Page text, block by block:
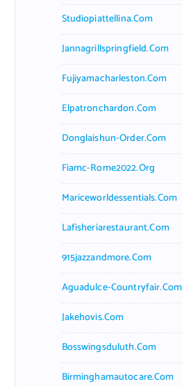
Studiopiattellina.com
Jannagrillspringfield.com
Fujiyamacharleston.com
Elpatronchardon.com
Donglaishun-Order.com
Fiamc-Rome2022.org
Mariceworldessentials.com
Lafisheriarestaurant.com
915jazzandmore.com
Aguadulce-Countryfair.com
Jakehovis.com
Bosswingsduluth.com
Birminghamautocare.com